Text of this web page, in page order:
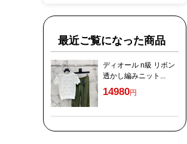
最近ご覧になった商品
ディオール n級 リボン
透かし編みニット...
14980円